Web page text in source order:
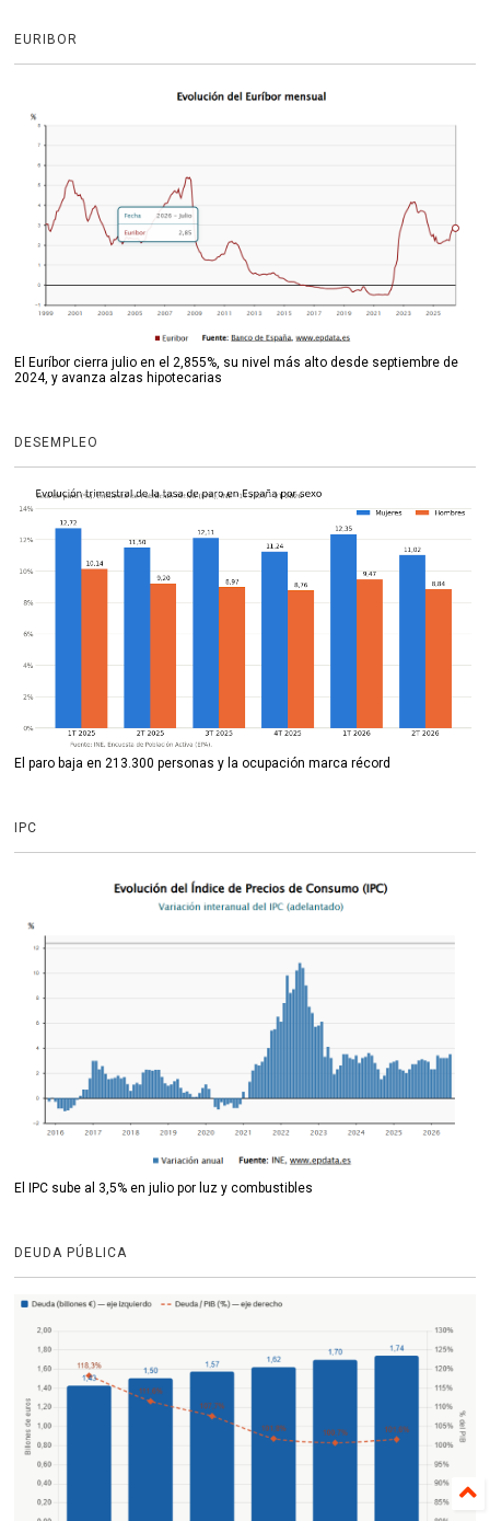
EURIBOR
El Euríbor cierra julio en el 2,855%, su nivel más alto desde septiembre de
2024, y avanza alzas hipotecarias
DESEMPLEO
El paro baja en 213.300 personas y la ocupación marca récord
IPC
El IPC sube al 3,5% en julio por luz y combustibles
DEUDA PÚBLICA